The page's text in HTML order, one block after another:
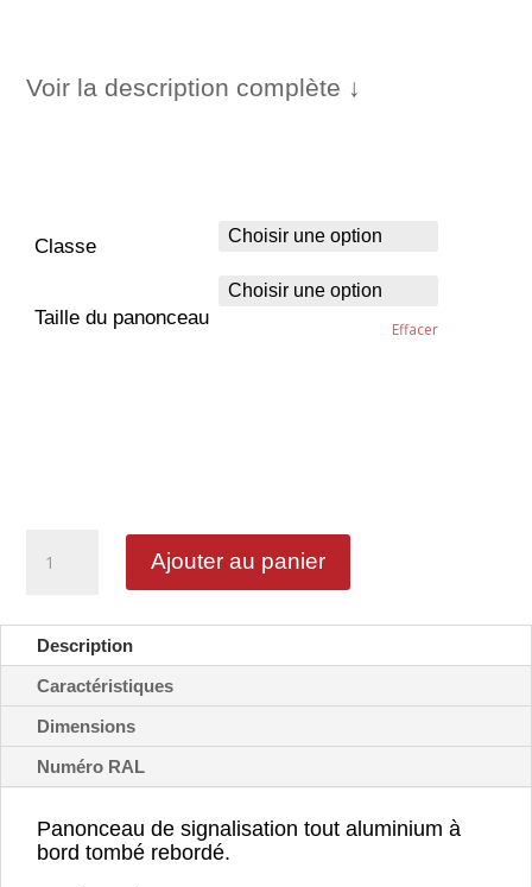
Voir la description complète ↓
Classe
Taille du panonceau
Effacer
de
aux
vélos
M9v1
Ajouter au panier
Description
Caractéristiques
Dimensions
Numéro RAL
Panonceau de signalisation tout aluminium à
bord tombé rebordé.